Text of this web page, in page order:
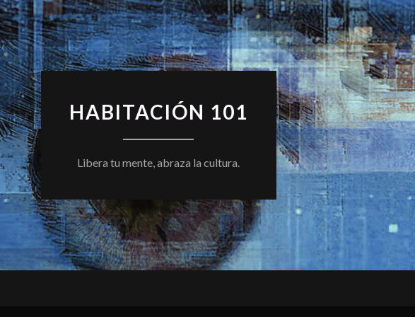
HABITACIÓN 101
Libera tu mente, abraza la cultura.